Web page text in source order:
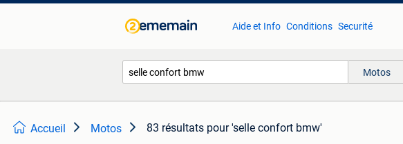
Aide et Info Conditions Securité
Motos
Accueil Motos 83 résultats pour 'selle confort bmw'